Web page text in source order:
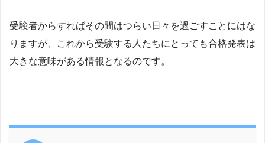
受験者からすればその間はつらい日々を過ごすことにはな
りますが、これから受験する人たちにとっても合格発表は
大きな意味がある情報となるのです。